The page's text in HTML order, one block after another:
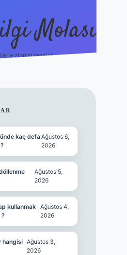
Molası
zihnini tazele!
kaç defaAğustos 6,
2026
Ağustos 5,
2026
kullanmak
?
Ağustos 4,
2026
hangisi Ağustos 3,
2026
ilbet mobil giriş